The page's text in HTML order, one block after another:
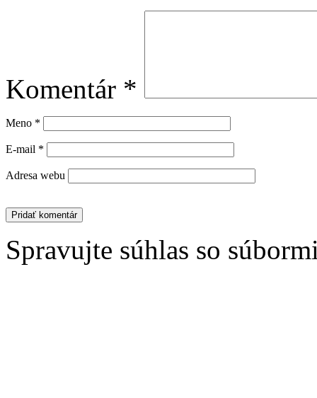
Komentár *
Meno *
E-mail *
Adresa webu
Spravujte súhlas so